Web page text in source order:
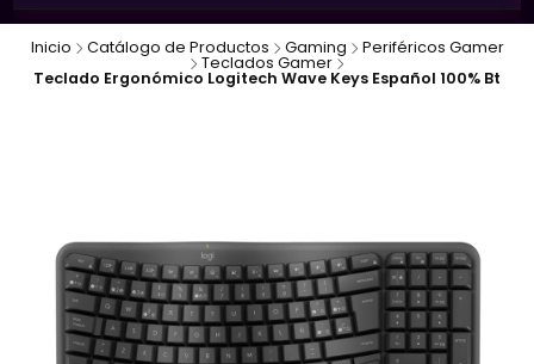
Inicio Catálogo de Productos Gaming Periféricos Gamer
Teclados Gamer
Teclado Ergonómico Logitech Wave Keys Español 100% Bt